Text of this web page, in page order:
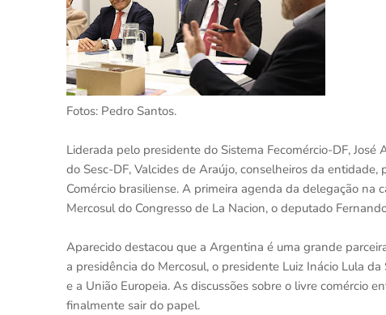
Fotos: Pedro Santos.
Liderada pelo presidente do Sistema Fecomércio-DF,
do Sesc-DF, Valcides de Araújo, conselheiros da
Comércio brasiliense. A primeira agenda da delegação
Mercosul do Congresso de La Nacion, o deputado
Aparecido destacou que a Argentina é uma grande
a presidência do Mercosul, o presidente Luiz Inácio Lula
e a União Europeia. As discussões sobre o livre comércio
finalmente sair do papel.